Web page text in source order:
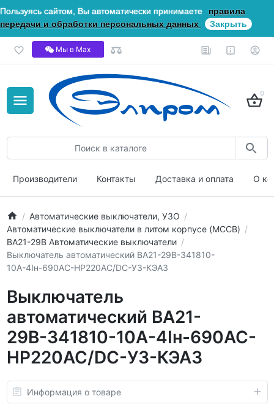
Пользуясь сайтом, Вы автоматически принимаете
правила
передачи и обработки персональных данных
Закрыть
Мы в Мах
0
Производители Контакты Доставка и оплата О
Автоматические выключатели, УЗО
Автоматические выключатели в литом корпусе (MCCB)
ВА21-29В Автоматические выключатели
Выключатель автоматический ВА21-29В-341810-
10А-4Iн-690AC-НР220AC/DC-УЗ-КЭАЗ
Выключатель
автоматический ВА21-
29В-341810-10А-4Iн-690AC-
НР220AC/DC-УЗ-КЭАЗ
Информация о товаре